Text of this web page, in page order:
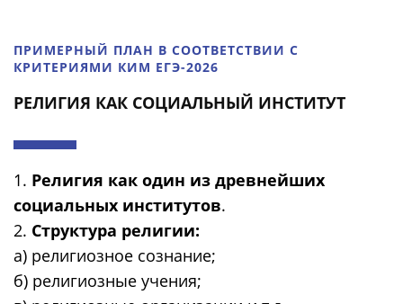
ПРИМЕРНЫЙ ПЛАН В СООТВЕТСТВИИ С
КРИТЕРИЯМИ КИМ ЕГЭ-2026
РЕЛИГИЯ КАК СОЦИАЛЬНЫЙ ИНСТИТУТ
1. Религия как один из древнейших
социальных институтов.
2. Структура религии:
а) религиозное сознание;
б) религиозные учения;